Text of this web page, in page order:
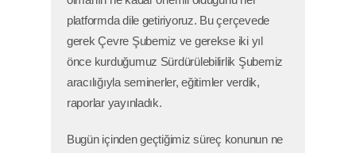
platformda dile getiriyoruz. Bu çerçevede
gerek Çevre Şubemiz ve gerekse iki yıl
önce kurduğumuz Sürdürülebilirlik Şubemiz
aracılığıyla seminerler, eğitimler verdik,
raporlar yayınladık.
Bugün içinden geçtiğimiz süreç konunun ne